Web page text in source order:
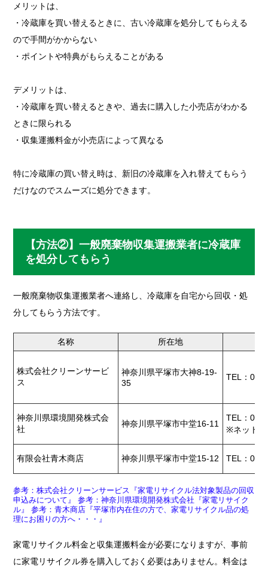
メリットは、
・冷蔵庫を買い替えるときに、古い冷蔵庫を処分してもらえる
ので手間がかからない
・ポイントや特典がもらえることがある
デメリットは、
・冷蔵庫を買い替えるときや、過去に購入した小売店がわかる
ときに限られる
・収集運搬料金が小売店によって異なる
特に冷蔵庫の買い替え時は、新旧の冷蔵庫を入れ替えてもらう
だけなのでスムーズに処分できます。
【方法②】一般廃棄物収集運搬業者に冷蔵庫
を処分してもらう
一般廃棄物収集運搬業者へ連絡し、冷蔵庫を自宅から回収・処
分してもらう方法です。
名称 所在地
株式会社クリーンサービ
ス
神奈川県平塚市大神8-19-
35
TEL：
神奈川県環境開発株式会
社
神奈川県平塚市中堂16-11
TEL：
※ネット
有限会社青木商店 神奈川県平塚市中堂15-12 TEL：
参考：株式会社クリーンサービス『家電リサイクル法対象製品の回収
申込みについて』
参考：神奈川県環境開発株式会社『家電リサイク
ル』
参考：青木商店『平塚市内在住の方で、家電リサイクル品の処
理にお困りの方へ・・・』
家電リサイクル料金と収集運搬料金が必要になりますが、事前
に家電リサイクル券を購入しておく必要はありません。料金は